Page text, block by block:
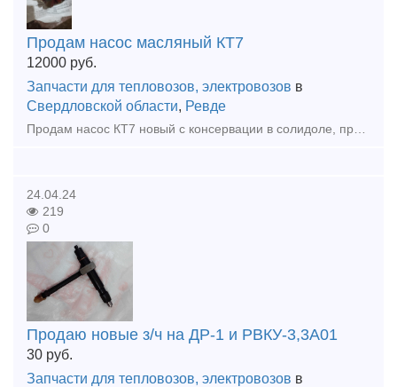
Продам насос масляный КТ7
12000 руб.
Запчасти для тепловозов, электровозов в
Свердловской области, Ревде
Продам насос КТ7 новый с консервации в солидоле, производства АО "Ишимский механический завод" 56шт. по 4 в коробке. Все вопросы по телефону +7 950 55 120 44
24.04.24
219
0
Продаю новые з/ч на ДР-1 и РВКУ-3,3А01
30 руб.
Запчасти для тепловозов, электровозов в